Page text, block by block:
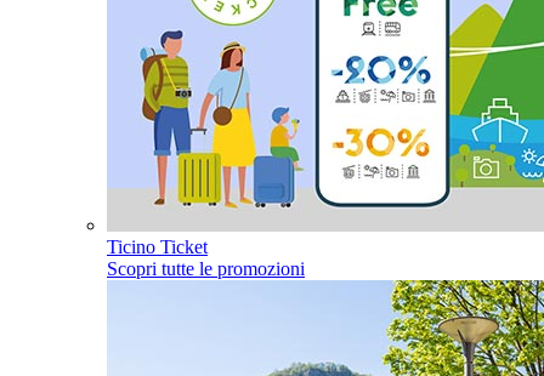
Ticino Ticket
Scopri tutte le promozioni